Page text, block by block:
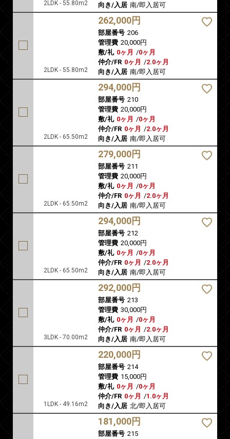
2LDK - 55.80m2 向き/入居 南/即入居可
2LDK - 55.80m2
262,000円
部屋番号 206
管理費 20,000円
敷/礼 0ヶ月 /0ヶ月
仲介/FR 0ヶ月 /2.0ヶ月
向き/入居 南/即入居可
2LDK - 65.50m2
294,000円
部屋番号 210
管理費 20,000円
敷/礼 0ヶ月 /0ヶ月
仲介/FR 0ヶ月 /2.0ヶ月
向き/入居 南/即入居可
2LDK - 65.50m2
279,000円
部屋番号 211
管理費 20,000円
敷/礼 0ヶ月 /0ヶ月
仲介/FR 0ヶ月 /2.0ヶ月
向き/入居 南/即入居可
2LDK - 65.50m2
294,000円
部屋番号 212
管理費 20,000円
敷/礼 0ヶ月 /0ヶ月
仲介/FR 0ヶ月 /2.0ヶ月
向き/入居 南/即入居可
3LDK - 70.00m2
292,000円
部屋番号 213
管理費 30,000円
敷/礼 0ヶ月 /0ヶ月
仲介/FR 0ヶ月 /2.0ヶ月
向き/入居 南/即入居可
1LDK - 49.16m2
220,000円
部屋番号 214
管理費 15,000円
敷/礼 0ヶ月 /0ヶ月
仲介/FR 0ヶ月 /1.0ヶ月
向き/入居 北/即入居可
181,000円
部屋番号 215